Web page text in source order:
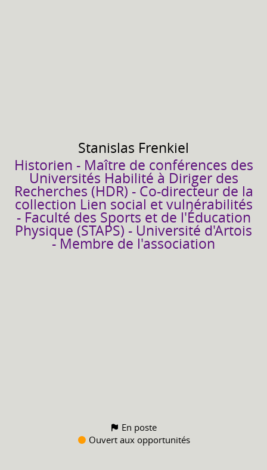
Stanislas Frenkiel
Historien - Maître de conférences des
Universités Habilité à Diriger des
Recherches (HDR) - Co-directeur de la
collection Lien social et vulnérabilités
- Faculté des Sports et de l'Éducation
Physique (STAPS) - Université d'Artois
- Membre de l'association
En poste
Ouvert aux opportunités